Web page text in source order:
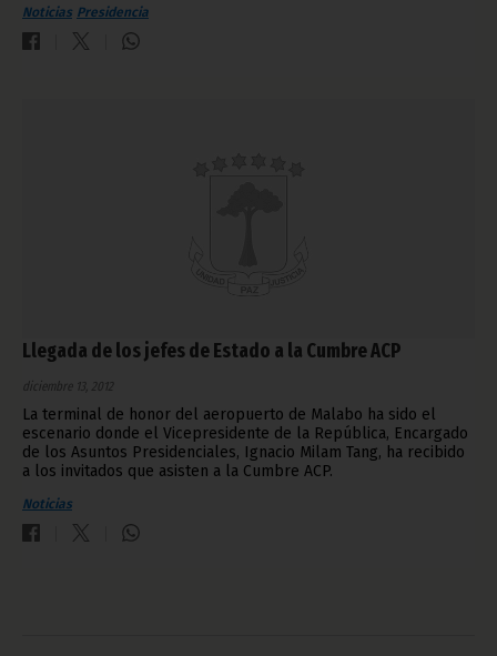
Noticias Presidencia
Llegada de los jefes de Estado a la Cumbre ACP
diciembre 13, 2012
La terminal de honor del aeropuerto de Malabo ha sido el
escenario donde el Vicepresidente de la República, Encargado
de los Asuntos Presidenciales, Ignacio Milam Tang, ha recibido
a los invitados que asisten a la Cumbre ACP.
Noticias